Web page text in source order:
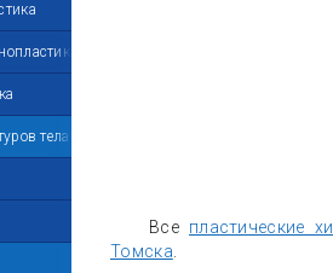
тела
Все пластические
Томска